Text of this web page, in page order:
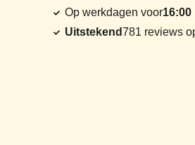
Op werkdagen voor16:00
Uitstekend781 reviews